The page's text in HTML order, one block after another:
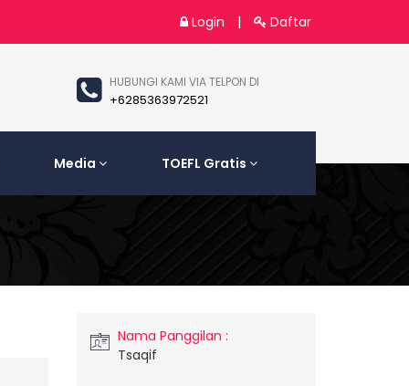
Login | Daftar
HUBUNGI KAMI VIA TELPON DI
+6285363972521
Media TOEFL Gratis
Nama Panggilan :
Tsaqif